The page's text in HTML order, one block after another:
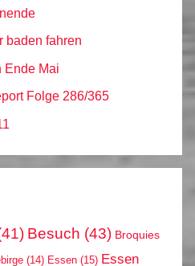
baden fahren
Ende Mai
Folge 286/365
Besuch (43) Broquies
(14) Essen (15) Essen